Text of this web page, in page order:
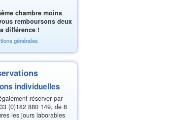
chambre moins
remboursons deux
différence !
générales
individuelles
réserver par
(0)182 880 149, de 8
les jours laborables